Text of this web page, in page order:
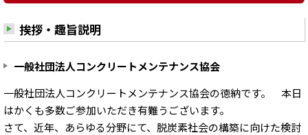
挨拶・趣旨説明
一般社団法人コンクリートメンテナンス協会
一般社団法人コンクリートメンテナンス協会の徳納です。 本日
はかくも多数ご参加いただき有難うございます。
さて、近年、あらゆる分野にて、脱炭素社会の構築に向けた検討